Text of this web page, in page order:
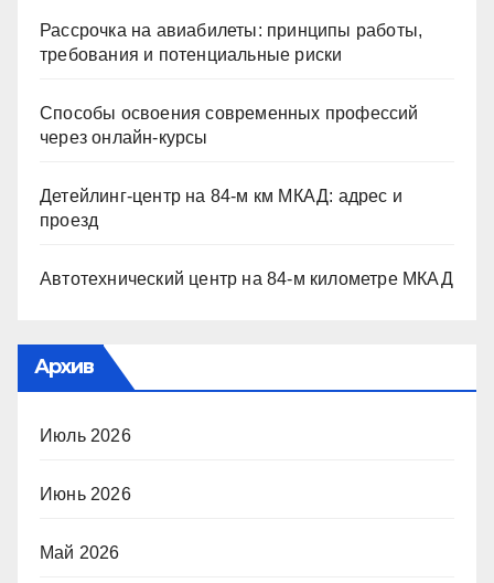
Рассрочка на авиабилеты: принципы работы,
требования и потенциальные риски
Способы освоения современных профессий
через онлайн-курсы
Детейлинг-центр на 84-м км МКАД: адрес и
проезд
Автотехнический центр на 84-м километре МКАД
Архив
Июль 2026
Июнь 2026
Май 2026